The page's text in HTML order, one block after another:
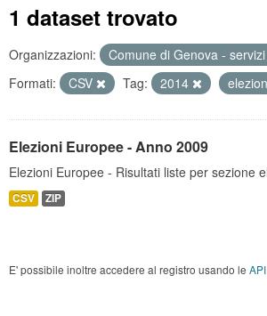
1 dataset trovato
Organizzazioni: Comune di Genova -
Formati:
CSV Tag: 2014
Elezioni Europee - Anno 2009
Elezioni Europee - Risultati liste per sezione
CSV ZIP
E' possibile inoltre accedere al registro usando le API